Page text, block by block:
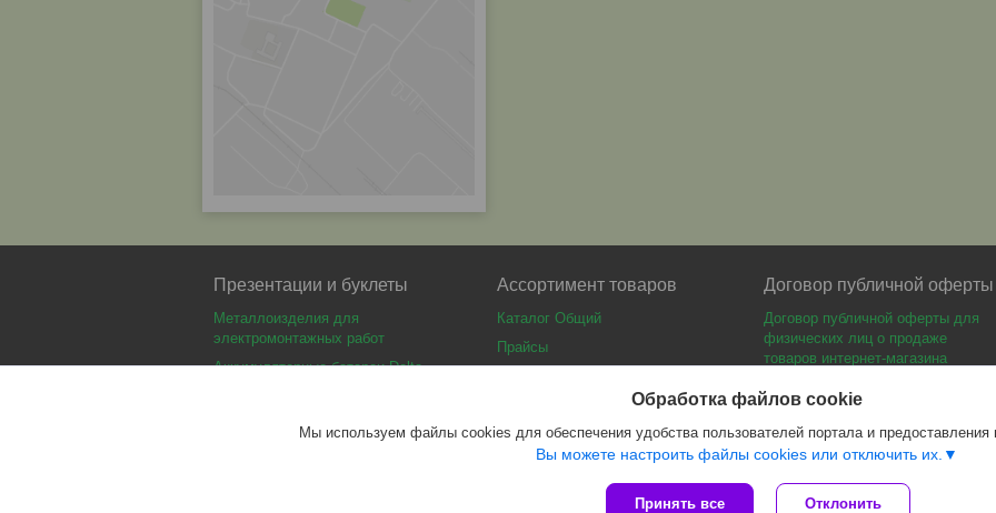
Презентации и буклеты
Металлоизделия для
электромонтажных работ
Аккумуляторные батареи Delta
Аккумуляторные батареи Security
Ассортимент товаров
Каталог Общий
Прайсы
Договор публичной оферты
Договор публичной оферты для
физических лиц о продаже
товаров интернет-магазина
Сайт создан на платформе Deal.by
Обработка файлов cookie
Мы используем файлы cookies для обеспечения удобства пользователей портала и
Вы можете настроить файлы cookies или отключить их.
Принять все Отклонить